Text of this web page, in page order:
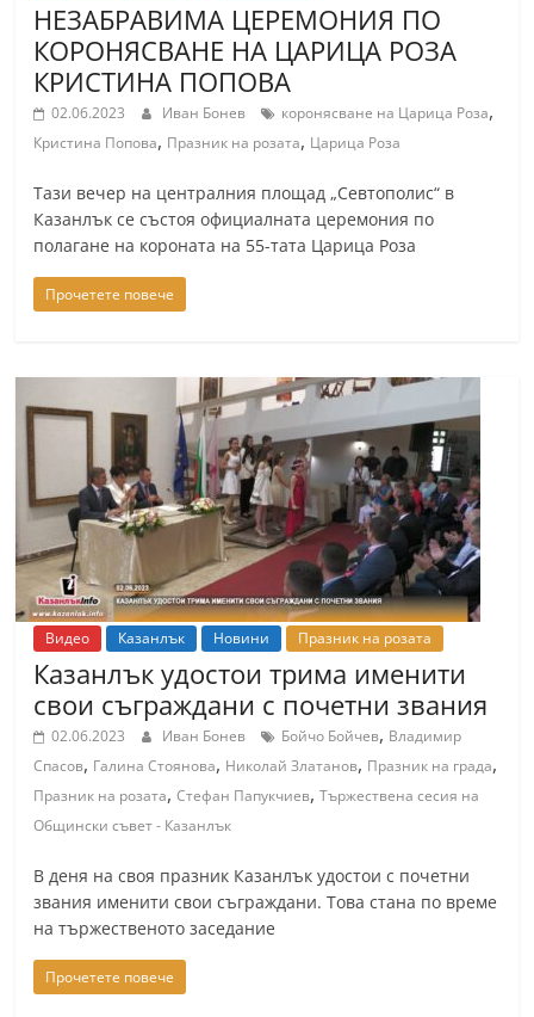
НЕЗАБРАВИМА ЦЕРЕМОНИЯ ПО
КОРОНЯСВАНЕ НА ЦАРИЦА РОЗА
КРИСТИНА ПОПОВА
02.06.2023 Иван Бонев коронясване на Царица Роза,
Кристина Попова, Празник на розата, Царица Роза
Тази вечер на централния площад „Севтополис“ в
Казанлък се състоя официалната церемония по
полагане на короната на 55-тата Царица Роза
Прочетете повече
Видео Казанлък Новини Празник на розата
Казанлък удостои трима именити
свои съграждани с почетни звания
02.06.2023 Иван Бонев Бойчо Бойчев, Владимир
Спасов, Галина Стоянова, Николай Златанов, Празник на града,
Празник на розата,Стефан Папукчиев,Тържествена сесия на
Общински съвет - Казанлък
В деня на своя празник Казанлък удостои с почетни
звания именити свои съграждани. Това стана по време
на тържественото заседание
Прочетете повече